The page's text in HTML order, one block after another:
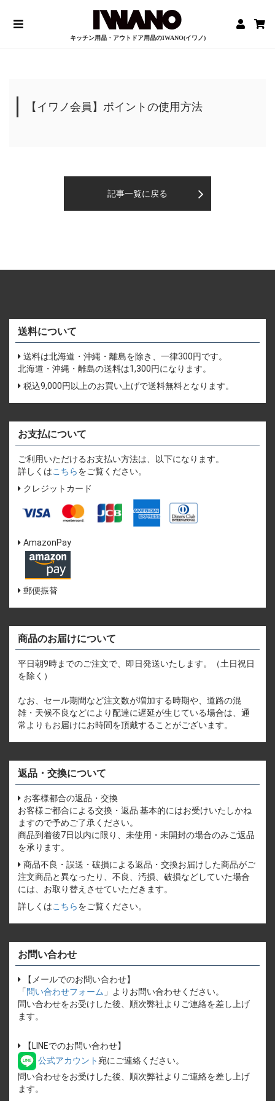
キッチン用品・アウトドア用品のIWANO(イワノ)
【イワノ会員】ポイントの使用方法
記事一覧に戻る
送料について
送料は北海道・沖縄・離島を除き、一律300円です。
北海道・沖縄・離島の送料は1,300円になります。
税込9,000円以上のお買い上げで送料無料となります。
お支払について
ご利用いただけるお支払い方法は、以下になります。
詳しくはこちらをご覧ください。
クレジットカード
AmazonPay
郵便振替
商品のお届けについて
平日朝9時までのご注文で、即日発送いたします。（土日祝日
を除く）
なお、セール期間など注文数が増加する時期や、道路の混
雑・天候不良などにより配達に遅延が生じている場合は、通
常よりもお届けにお時間を頂戴することがございます。
返品・交換について
お客様都合の返品・交換
お客様ご都合による交換・返品 基本的にはお受けいたしかね
ますので予めご了承ください。
商品到着後7日以内に限り、未使用・未開封の場合のみご返品
を承ります。
商品不良・誤送・破損による返品・交換お届けした商品がご
注文商品と異なったり、不良、汚損、破損などしていた場合
には、お取り替えさせていただきます。
詳しくはこちらをご覧ください。
お問い合わせ
【メールでのお問い合わせ】
「 問い合わせフォーム 」よりお問い合わせください。
問い合わせをお受けした後、順次弊社よりご連絡を差し上げ
ます。
【LINEでのお問い合わせ】
公式アカウント宛にご連絡ください。
問い合わせをお受けした後、順次弊社よりご連絡を差し上げ
ます。